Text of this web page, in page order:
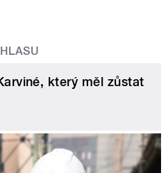
který měl zůstat